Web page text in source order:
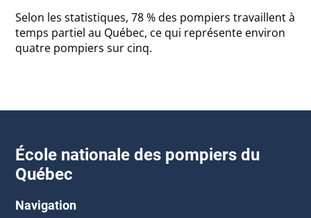
Selon les statistiques, 78 % des pompiers travaillent à
temps partiel au Québec, ce qui représente environ
quatre pompiers sur cinq.
École nationale des pompiers du
Québec
Navigation